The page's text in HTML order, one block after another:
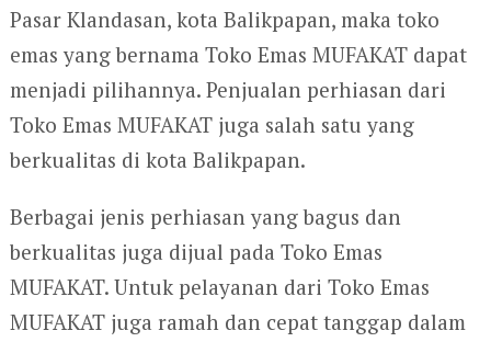
Pasar Klandasan, kota Balikpapan, maka toko
emas yang bernama Toko Emas MUFAKAT dapat
menjadi pilihannya. Penjualan perhiasan dari
Toko Emas MUFAKAT juga salah satu yang
berkualitas di kota Balikpapan.
Berbagai jenis perhiasan yang bagus dan
berkualitas juga dijual pada Toko Emas
MUFAKAT. Untuk pelayanan dari Toko Emas
MUFAKAT juga ramah dan cepat tanggap dalam